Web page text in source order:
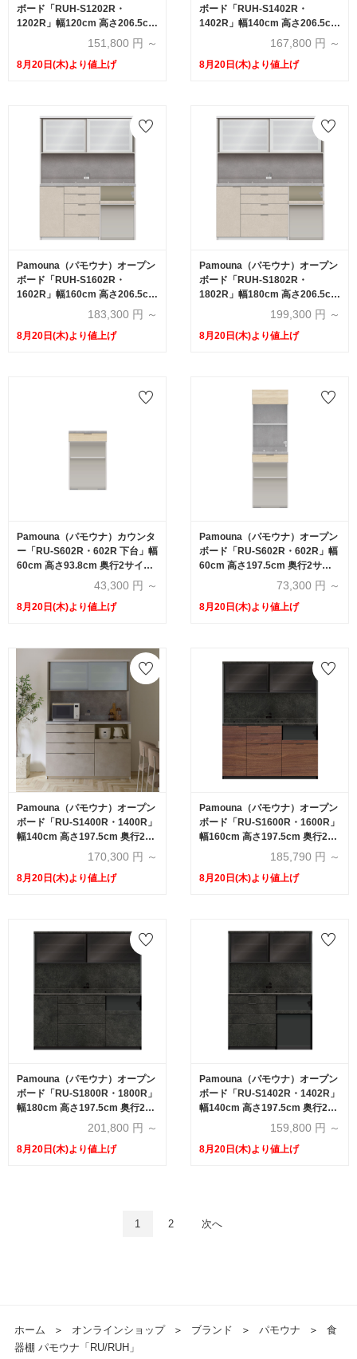
ボード「RUH-S1202R・
1202R」幅120cm 高さ206.5cm
奥行2サイズ（44.5cm・50cm）
下台オープンタイプ 全4色
151,800 円 ～
8月20日(木)より値上げ
ボード「RUH-S1402R・
1402R」幅140cm 高さ206.5cm
奥行2サイズ（44.5cm・50cm）
下台オープンタイプ 全4色
167,800 円 ～
8月20日(木)より値上げ
Pamouna（パモウナ）オープン
ボード「RUH-S1602R・
1602R」幅160cm 高さ206.5cm
奥行2サイズ（44.5cm・50cm）
下台オープンタイプ 全4色
183,300 円 ～
8月20日(木)より値上げ
Pamouna（パモウナ）オープン
ボード「RUH-S1802R・
1802R」幅180cm 高さ206.5cm
奥行2サイズ（44.5cm・50cm）
下台オープンタイプ 全4色
199,300 円 ～
8月20日(木)より値上げ
Pamouna（パモウナ）カウンタ
ー「RU-S602R・602R 下台」幅
60cm 高さ93.8cm 奥行2サイズ
（44.5cm・50cm）全4色
43,300 円 ～
8月20日(木)より値上げ
Pamouna（パモウナ）オープン
ボード「RU-S602R・602R」幅
60cm 高さ197.5cm 奥行2サイ
ズ（44.5cm・50cm）全4色
73,300 円 ～
8月20日(木)より値上げ
Pamouna（パモウナ）オープン
ボード「RU-S1400R・1400R」
幅140cm 高さ197.5cm 奥行2サ
イズ（44.5cm・50cm）下台引
170,300 円 ～
8月20日(木)より値上げ
Pamouna（パモウナ）オープン
ボード「RU-S1600R・1600R」
幅160cm 高さ197.5cm 奥行2サ
イズ（44.5cm・50cm）下台引
185,790 円 ～
8月20日(木)より値上げ
Pamouna（パモウナ）オープン
ボード「RU-S1800R・1800R」
幅180cm 高さ197.5cm 奥行2サ
イズ（44.5cm・50cm）下台引
201,800 円 ～
8月20日(木)より値上げ
Pamouna（パモウナ）オープン
ボード「RU-S1402R・1402R」
幅140cm 高さ197.5cm 奥行2サ
イズ（44.5cm・50cm）下台オ
159,800 円 ～
8月20日(木)より値上げ
1 2 次へ
ホーム ＞ オンラインショップ ＞ ブランド ＞ パモウナ ＞
食
器棚 パモウナ「RU/RUH」